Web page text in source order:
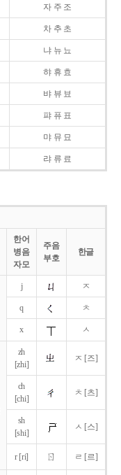
자 주 조
차 추 초
냐 뉴 뇨
햐 휴 효
뱌 뷰 뵤
퍄 퓨 표
먀 뮤 묘
랴 류 료
한어
병음
자모
주음
부호
한글
j ㅈ
q ㅊ
x ㅅ
zh
[zhi]
ㅈ [즈]
ch
[chi]
ㅊ [츠]
sh
[shi]
ㅅ [스]
r [ri] ㄖ ㄹ [르]